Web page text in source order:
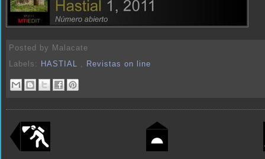
Posted by Malacate
Labels:
HASTIAL , Revistas on line